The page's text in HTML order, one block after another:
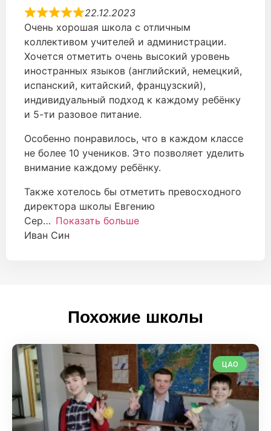
22.12.2023
Очень хорошая школа с отличным
коллективом учителей и администрации.
Хочется отметить очень высокий уровень
иностранных языков (английский, немецкий,
испанский, китайский, французский),
индивидуальный подход к каждому ребёнку
и 5-ти разовое питание.
Особенно понравилось, что в каждом классе
не более 10 учеников. Это позволяет уделить
внимание каждому ребёнку.
Также хотелось бы отметить превосходного
директора школы Евгению
Сер
Показать больше
Иван Син
Похожие школы
ЦАО